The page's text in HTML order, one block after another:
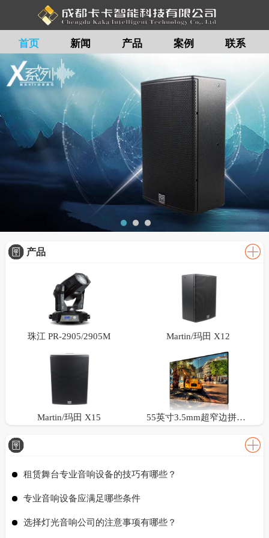
首页 新闻 产品 案例 联系
留言
产品
珠江 PR-2905/2905M Martin/玛田 X12
Martin/玛田 X15 55英寸3.5mm超窄边拼接屏
租赁舞台专业音响设备的技巧有哪些？
专业音响设备应满足哪些条件
选择灯光音响公司的注意事项有哪些？